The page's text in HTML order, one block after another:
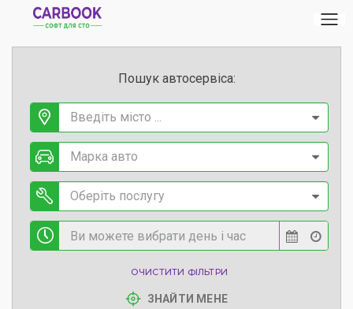
Пошук автосервіса:
Введіть місто ...
Марка авто
Оберіть послугу
ОЧИСТИТИ ФІЛЬТРИ
ЗНАЙТИ МЕНЕ